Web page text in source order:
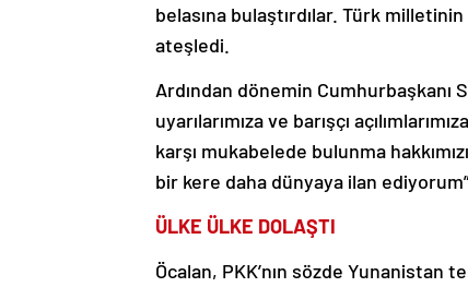
belasına bulaştırdılar. Türk
ateşledi.
Ardından dönemin Cumhurbaşkanı
uyarılarımıza ve barışçı
karşı mukabelede bulunma
bir kere daha dünyaya ilan ediyorum”
ÜLKE ÜLKE DOLAŞTI
Öcalan, PKK’nın sözde Yunanistan